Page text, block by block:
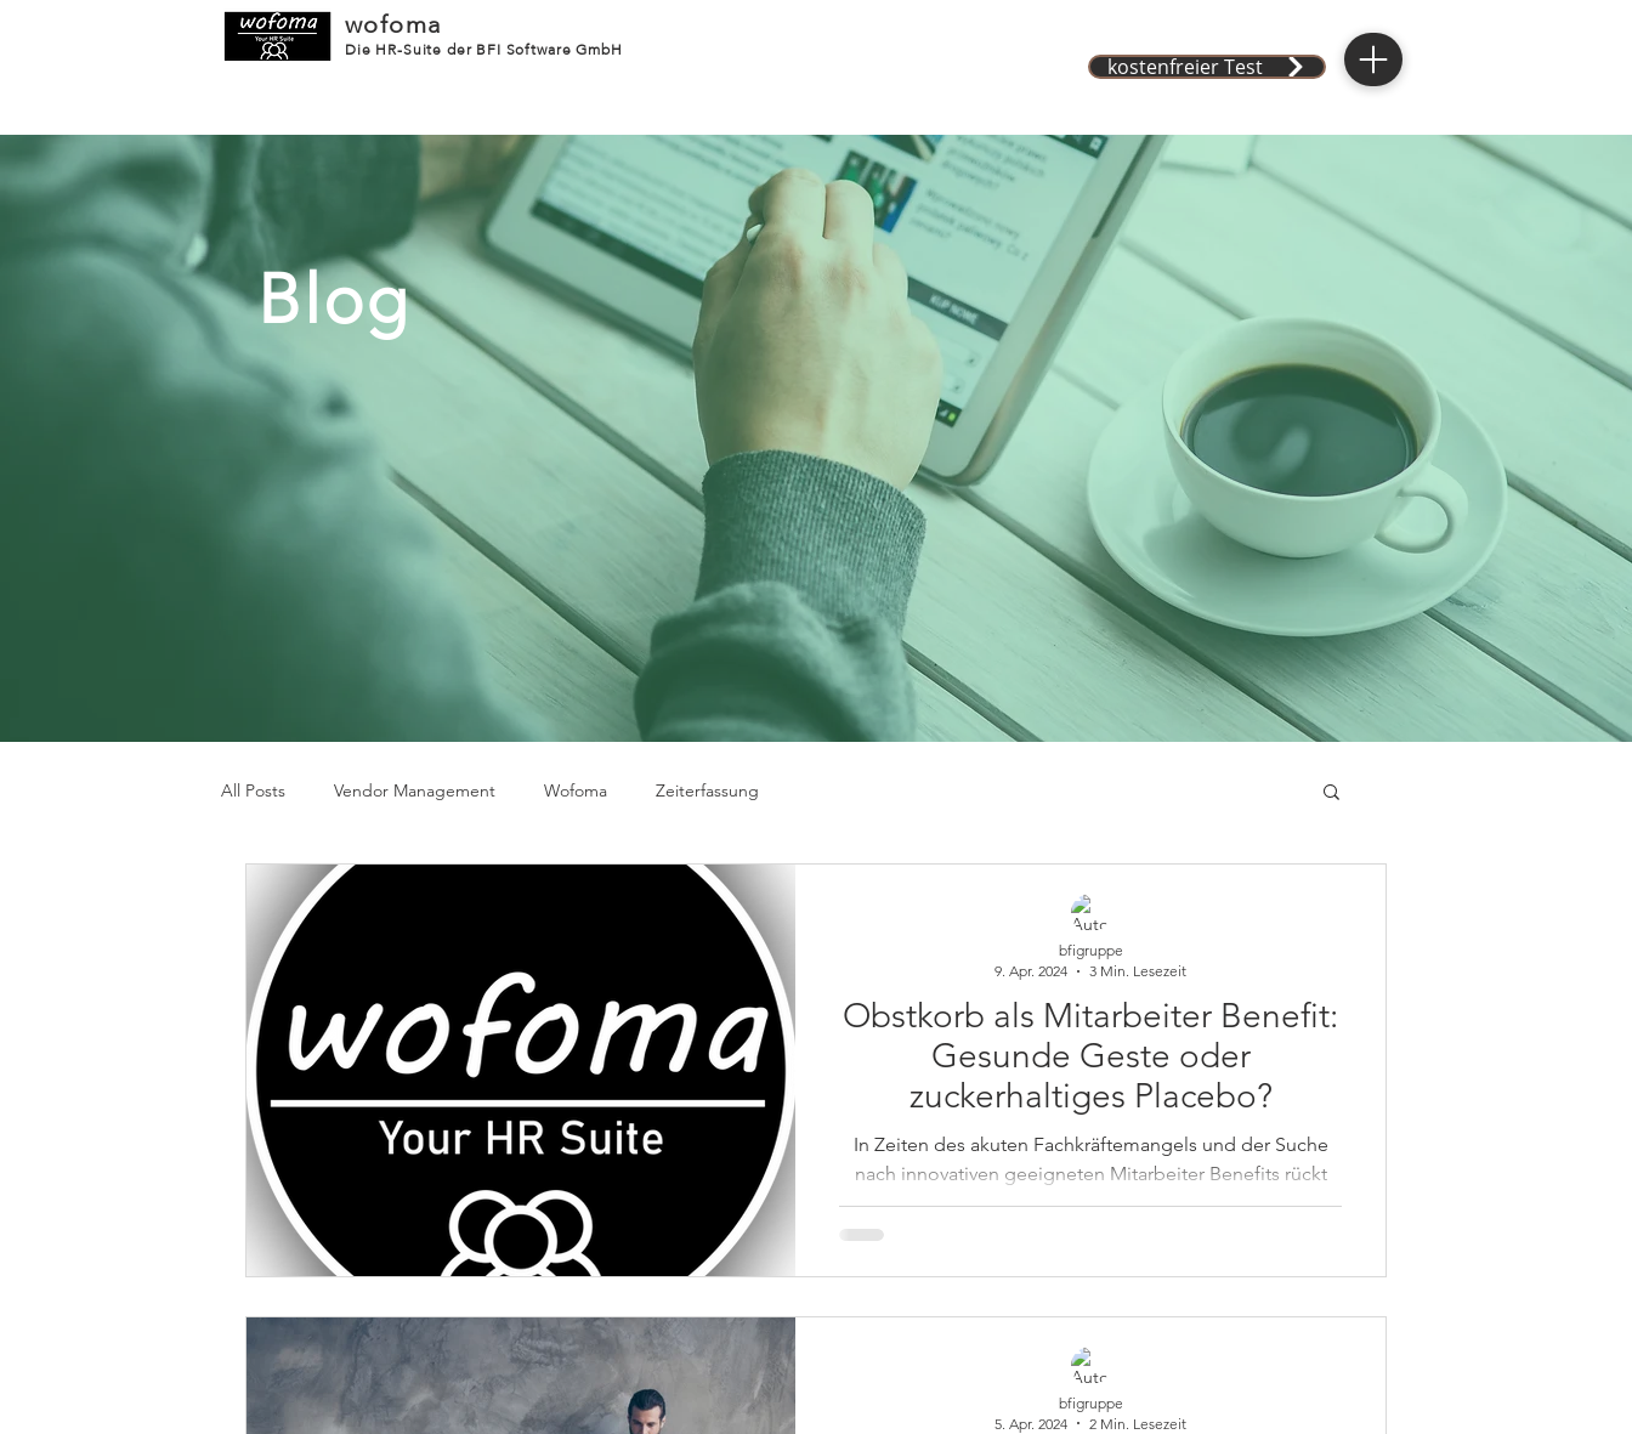
wofoma
Die HR-Suite der BFI Software GmbH
kostenfreier Test
Blog
All Posts Vendor Management Wofoma Zeiterfassung
Obstkorb als Mitarbeiter Benefit:
Gesunde Geste oder
zuckerhaltiges Placebo?
In Zeiten des akuten Fachkräftemangels und der Suche
nach innovativen geeigneten Mitarbeiter Benefits rückt
der Obstkorb im Büro immer...
bfigruppe
9. Apr. 2024
3 Min. Lesezeit
bfigruppe
5. Apr. 2024
2 Min. Lesezeit